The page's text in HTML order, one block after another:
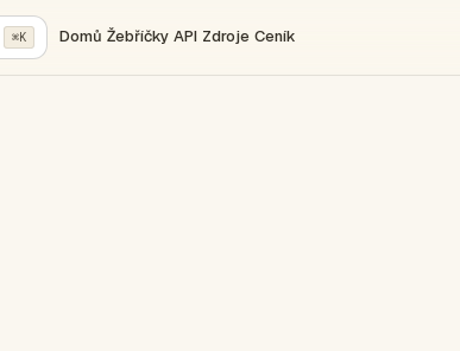
⌘K Domů Žebříčky API Zdroje Ceník